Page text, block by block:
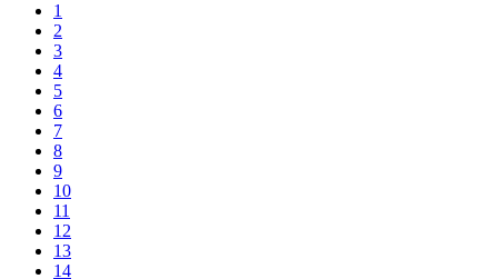
1
2
3
4
5
6
7
8
9
10
11
12
13
14